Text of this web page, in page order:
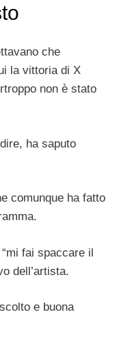
che
la vittoria di X
non è stato
ha saputo
comunque ha fatto
fai spaccare il
dell’artista.
e buona